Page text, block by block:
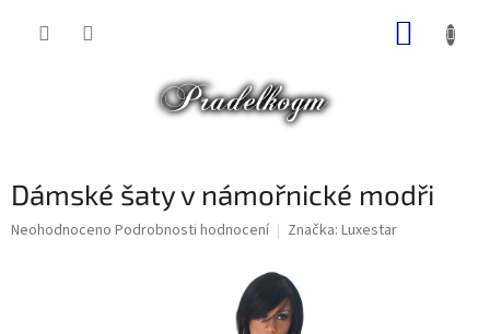
Dámské šaty v námořnické modři
Průměrné
Neohodnoceno Podrobnosti hodnocení Značka: Luxestar